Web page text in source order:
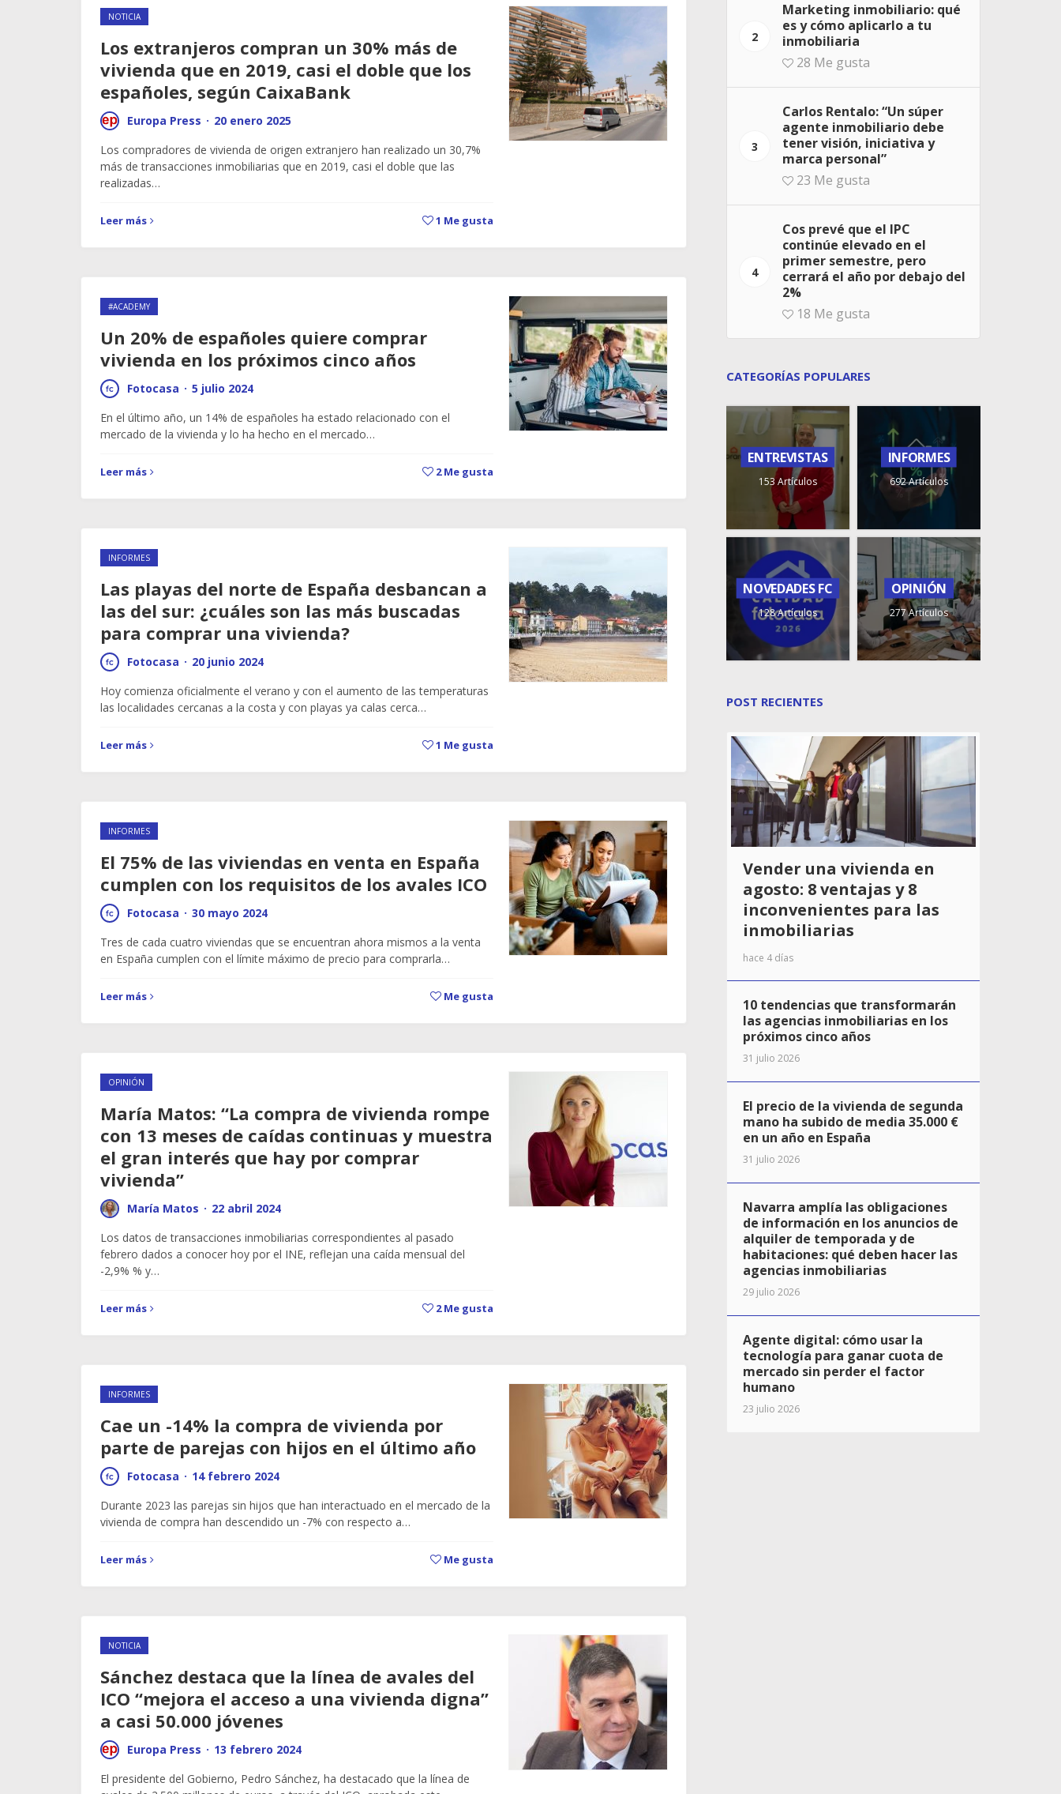
NOTICIA
Los extranjeros compran un 30% más de
vivienda que en 2019, casi el doble que los
españoles, según CaixaBank
Europa Press · 20 enero 2025
Los compradores de vivienda de origen extranjero han realizado un 30,7%
más de transacciones inmobiliarias que en 2019, casi el doble que las
realizadas…
Leer más 1 Me gusta
#ACADEMY
Un 20% de españoles quiere comprar
vivienda en los próximos cinco años
Fotocasa · 5 julio 2024
En el último año, un 14% de españoles ha estado relacionado con el
mercado de la vivienda y lo ha hecho en el mercado…
Leer más 2Me gusta
INFORMES
Las playas del norte de España desbancan a
las del sur: ¿cuáles son las más buscadas
para comprar una vivienda?
Fotocasa · 20 junio 2024
Hoy comienza oficialmente el verano y con el aumento de las temperaturas
las localidades cercanas a la costa y con playas ya calas cerca…
Leer más 1 Me gusta
INFORMES
El 75% de las viviendas en venta en España
cumplen con los requisitos de los avales ICO
Fotocasa · 30 mayo 2024
Tres de cada cuatro viviendas que se encuentran ahora mismos a la venta
en España cumplen con el límite máximo de precio para comprarla…
Leer más Me gusta
OPINIÓN
María Matos: “La compra de vivienda rompe
con 13 meses de caídas continuas y muestra
el gran interés que hay por comprar
vivienda”
María Matos · 22 abril 2024
Los datos de transacciones inmobiliarias correspondientes al pasado
febrero dados a conocer hoy por el INE, reflejan una caída mensual del
-2,9% % y…
Leer más 2Me gusta
INFORMES
Cae un -14% la compra de vivienda por
parte de parejas con hijos en el último año
Fotocasa · 14 febrero 2024
Durante 2023 las parejas sin hijos que han interactuado en el mercado de la
vivienda de compra han descendido un -7% con respecto a…
Leer más Me gusta
NOTICIA
Sánchez destaca que la línea de avales del
ICO “mejora el acceso a una vivienda digna”
a casi 50.000 jóvenes
Europa Press · 13 febrero 2024
El presidente del Gobierno, Pedro Sánchez, ha destacado que la línea de
2
Marketing inmobiliario: qué
es y cómo aplicarlo a tu
inmobiliaria
28 Me gusta
3
Carlos Rentalo: “Un súper
agente inmobiliario debe
tener visión, iniciativa y
marca personal”
23 Me gusta
4
Cos prevé que el IPC
continúe elevado en el
primer semestre, pero
cerrará el año por debajo del
2%
18 Me gusta
CATEGORÍAS POPULARES
ENTREVISTAS
153 Artículos
INFORMES
692 Artículos
NOVEDADES FC
128 Artículos
OPINIÓN
277 Artículos
POST RECIENTES
Vender una vivienda en
agosto: 8 ventajas y 8
inconvenientes para las
inmobiliarias
hace 4 días
10 tendencias que transformarán
las agencias inmobiliarias en los
próximos cinco años
31 julio 2026
El precio de la vivienda de segunda
mano ha subido de media 35.000 €
en un año en España
31 julio 2026
Navarra amplía las obligaciones
de información en los anuncios de
alquiler de temporada y de
habitaciones: qué deben hacer las
agencias inmobiliarias
29 julio 2026
Agente digital: cómo usar la
tecnología para ganar cuota de
mercado sin perder el factor
humano
23 julio 2026